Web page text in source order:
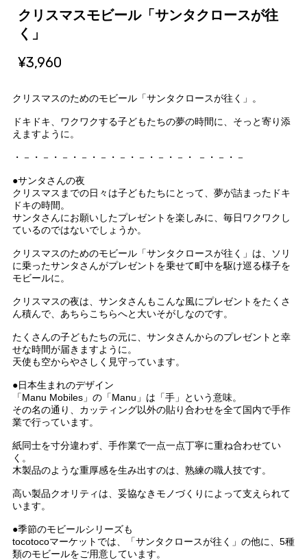
クリスマスモビール「サンタクロースが往
く」
¥3,960
クリスマスのためのモビール「サンタクロースが往く」。
ドキドキ、ワクワクする子どもたちの夢の時間に、そっと寄り添
えますように。
・－・－・－・－・－・－・－・－・－・ －・－・－
●サンタさんの夜
クリスマスまでの日々は子どもたちにとって、夢が詰まったドキ
ドキの時間。
サンタさんにお願いしたプレゼントを楽しみに、毎日ワクワクし
ているのではないでしょうか。
クリスマスのためのモビール「サンタクロースが往く」は、ソリ
に乗ったサンタさんがプレゼントを乗せて町中を駆け巡る様子を
モビールに。
クリスマスの夜は、サンタさんもこんな風にプレゼントをたくさ
ん積んで、あちらこちらへと大いそがしなのです。
たくさんの子どもたちの元に、サンタさんからのプレゼントと幸
せな時間が届きますように。
天使も空からやさしく見守っています。
●日本生まれのデザイン
「Manu Mobiles」の「Manu」は「手」という意味。
その名の通り、カッティング以外の貼り合わせを全て国内で手作
業で行っています。
紙同士を寸分違わず、手作業で一点一点丁寧に重ね合わせてい
く。
木製品のような重厚感を生み出すのは、熟練の職人技です。
高い製品クオリティは、妥協なきモノづくりによって支えられて
います。
●季節のモビールシリーズも
tocotocoマーケットでは、「サンタクロースが往く」の他に、5種
類のモビールをご用意しています。